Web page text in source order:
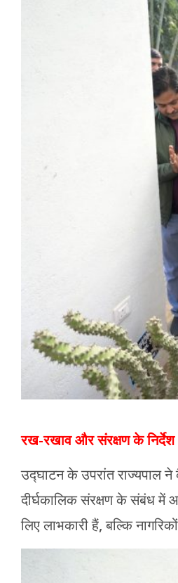
रख-रखाव और संरक्षण के निर्देश
उद्घाटन के उपरांत राज्यपाल
दीर्घकालिक संरक्षण के संबंध में
लिए लाभकारी हैं, बल्कि